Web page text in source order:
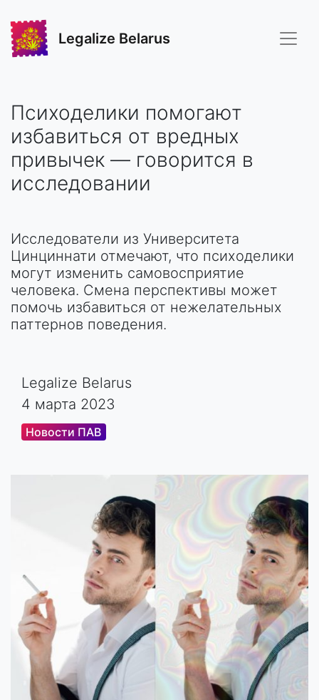
Legalize Belarus
Психоделики помогают
избавиться от вредных
привычек — говорится в
исследовании
Исследователи из Университета
Цинциннати отмечают, что психоделики
могут изменить самовосприятие
человека. Смена перспективы может
помочь избавиться от нежелательных
паттернов поведения.
Legalize Belarus
4 марта 2023
Новости ПАВ